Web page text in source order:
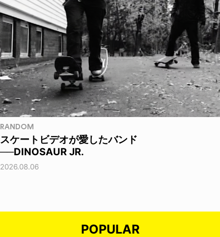
RANDOM
スケートビデオが愛したバンド
──DINOSAUR JR.
2026.08.06
POPULAR